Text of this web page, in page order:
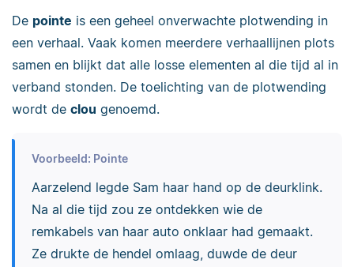
De pointe is een geheel onverwachte plotwending in
een verhaal. Vaak komen meerdere verhaallijnen plots
samen en blijkt dat alle losse elementen al die tijd al in
verband stonden. De toelichting van de plotwending
wordt de clou genoemd.
Voorbeeld: Pointe
Aarzelend legde Sam haar hand op de deurklink.
Na al die tijd zou ze ontdekken wie de
remkabels van haar auto onklaar had gemaakt.
Ze drukte de hendel omlaag, duwde de deur